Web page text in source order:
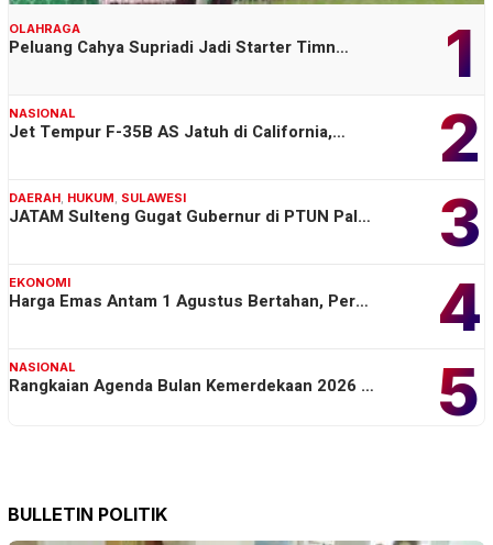
1
OLAHRAGA
Peluang Cahya Supriadi Jadi Starter Timn…
2
NASIONAL
Jet Tempur F-35B AS Jatuh di California,…
3
DAERAH, HUKUM, SULAWESI
JATAM Sulteng Gugat Gubernur di PTUN Pal…
4
EKONOMI
Harga Emas Antam 1 Agustus Bertahan, Per…
5
NASIONAL
Rangkaian Agenda Bulan Kemerdekaan 2026 …
BULLETIN POLITIK